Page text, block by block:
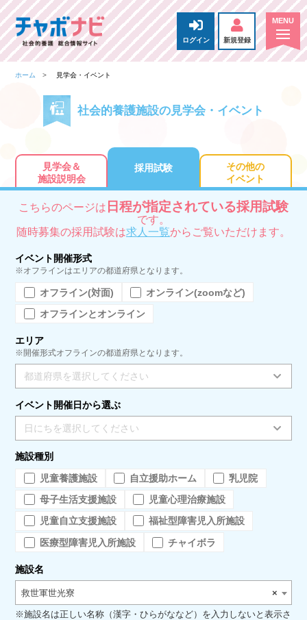
ログイン 新規登録
ホーム 見学会・イベント
社会的養護施設の見学会・イベント
見学会＆
施設説明会
採用試験
その他の
イベント
こちらのページは 日程が指定されている採用試験
です。
随時募集の採用試験は求人一覧からご覧いただけます。
イベント開催形式
※オフラインはエリアの都道府県となります。
オフライン(対面)
オンライン(zoomなど)
オフラインとオンライン
エリア
※開催形式オフラインの都道府県となります。
都道府県を選択してください
イベント開催日から選ぶ
日にちを選択してください
施設種別
児童養護施設
自立援助ホーム
乳児院
母子生活支援施設
児童心理治療施設
児童自立支援施設
福祉型障害児入所施設
医療型障害児入所施設
チャイボラ
施設名
×
救世軍世光寮
※施設名は正しい名称（漢字・ひらがななど）を入力しないと表示さ